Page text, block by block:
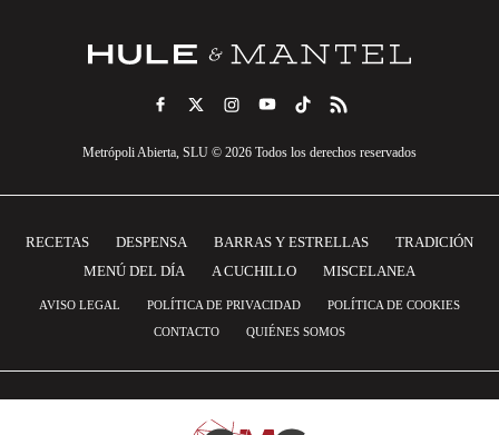
Metrópoli Abierta, SLU © 2026 Todos los derechos reservados
RECETAS DESPENSA BARRAS Y ESTRELLAS
TRADICIÓN
MENÚ DEL DÍA
A CUCHILLO MISCELANEA
AVISO LEGAL POLÍTICA DE PRIVACIDAD
POLÍTICA DE COOKIES
CONTACTO
QUIÉNES SOMOS